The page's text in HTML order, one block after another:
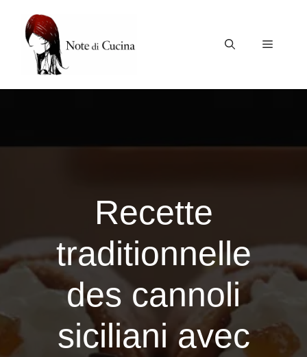
contenuto
Menu
Recette
traditionnelle
des cannoli
siciliani avec